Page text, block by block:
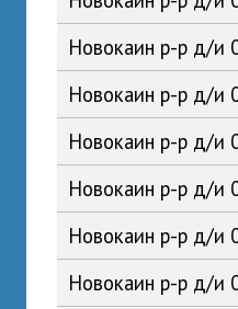
Новокаин р-р д/и
Новокаин р-р д/и
Новокаин р-р д/и
Новокаин р-р д/и
Новокаин р-р д/и
Новокаин р-р д/и